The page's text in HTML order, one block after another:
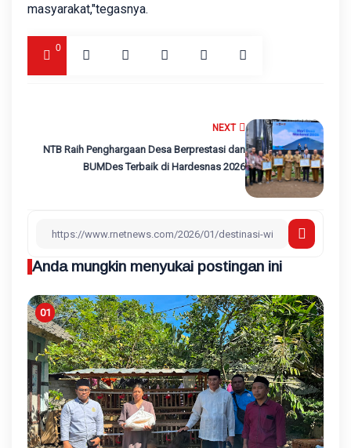
masyarakat,"tegasnya.
0
NEXT
NTB Raih Penghargaan Desa Berprestasi dan
BUMDes Terbaik di Hardesnas 2026
Anda mungkin menyukai postingan ini